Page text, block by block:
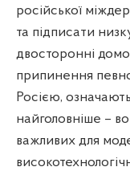
російської
та підписати
двосторонні
припинення
Росією,
найголовніше –
важливих для